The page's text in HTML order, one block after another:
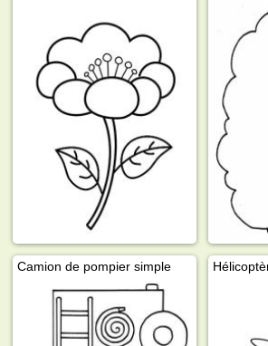
Camion de pompier simple